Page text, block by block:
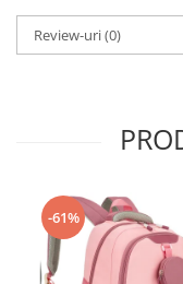
Review-uri(0)
-61%